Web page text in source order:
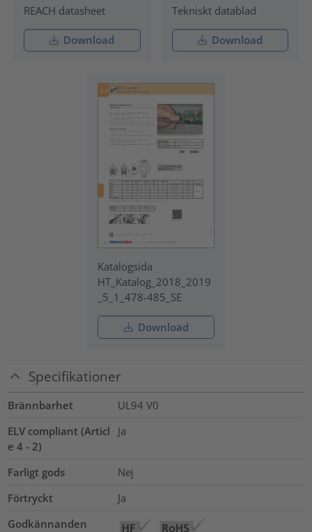
REACH datasheet
Download
Tekniskt datablad
Download
Katalogsida
HT_Katalog_2018_2019
_5_1_478-485_SE
Download
Specifikationer
Brännbarhet
UL94 V0
ELV compliant (Articl
e 4 - 2)
Ja
Farligt gods
Nej
Förtryckt
Ja
Godkännanden